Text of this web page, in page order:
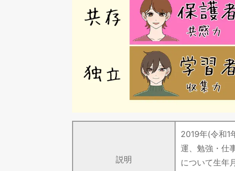
説明
2019年(令和1
運、勉強・仕
について生年